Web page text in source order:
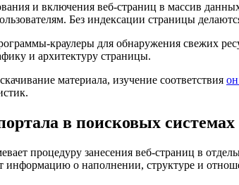
и включения веб-страниц в массив
Без индексации страницы
краулеры для обнаружения свежих
и архитектуру страницы.
материала, изучение соответствия
в поисковых системах
процедуру занесения веб-страниц в
о наполнении, структуре и